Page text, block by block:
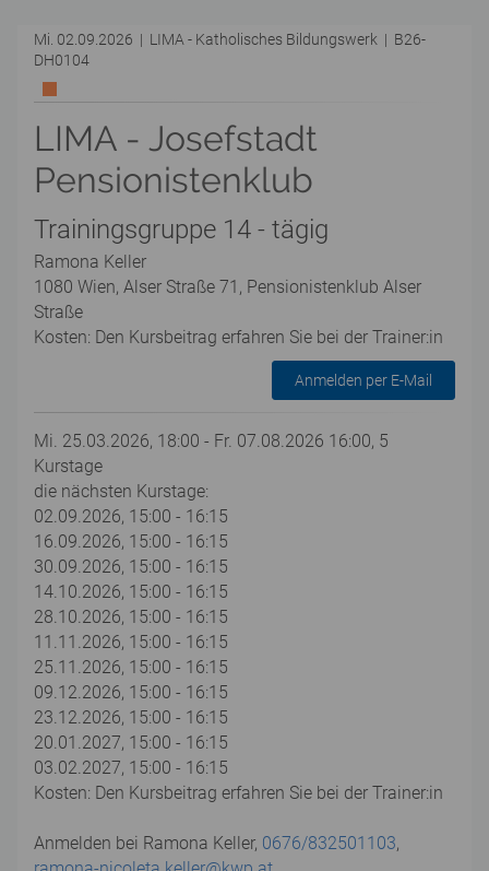
Mi. 02.09.2026 | LIMA - Katholisches Bildungswerk | B26-
DH0104
LIMA - Josefstadt
Pensionistenklub
Trainingsgruppe 14 - tägig
Ramona Keller
1080 Wien, Alser Straße 71, Pensionistenklub Alser
Straße
Kosten: Den Kursbeitrag erfahren Sie bei der Trainer:in
Anmelden per E-Mail
Mi. 25.03.2026, 18:00 - Fr. 07.08.2026 16:00, 5
Kurstage
die nächsten Kurstage:
02.09.2026, 15:00 - 16:15
16.09.2026, 15:00 - 16:15
30.09.2026, 15:00 - 16:15
14.10.2026, 15:00 - 16:15
28.10.2026, 15:00 - 16:15
11.11.2026, 15:00 - 16:15
25.11.2026, 15:00 - 16:15
09.12.2026, 15:00 - 16:15
23.12.2026, 15:00 - 16:15
20.01.2027, 15:00 - 16:15
03.02.2027, 15:00 - 16:15
Kosten: Den Kursbeitrag erfahren Sie bei der Trainer:in
Anmelden bei Ramona Keller, 0676/832501103,